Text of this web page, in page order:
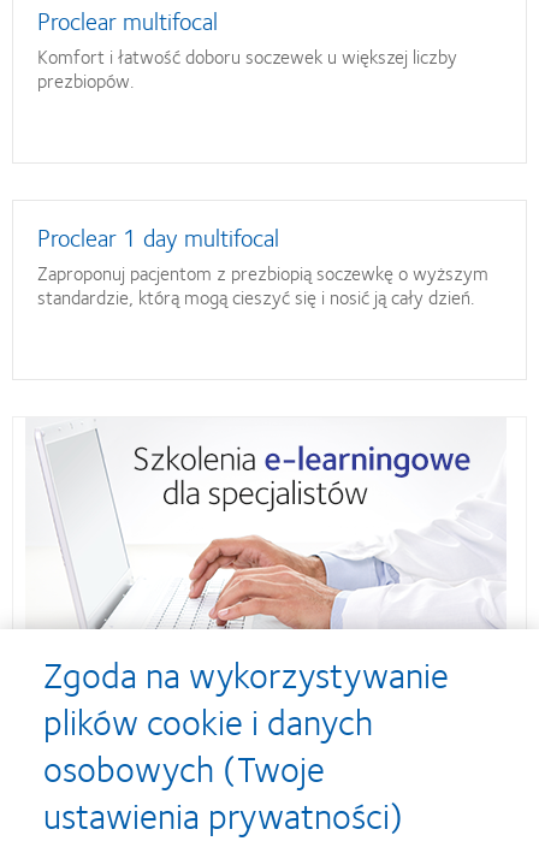
Proclear multifocal
Komfort i łatwość doboru soczewek u większej liczby
prezbiopów.
Proclear 1 day multifocal
Zaproponuj pacjentom z prezbiopią soczewkę o wyższym
standardzie, którą mogą cieszyć się i nosić ją cały dzień.
Zgoda na wykorzystywanie
plików cookie i danych
osobowych (Twoje
ustawienia prywatności)